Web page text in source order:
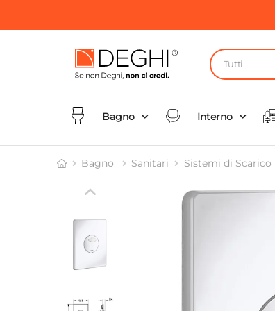
Tutti
Bagno Interno
Bagno Sanitari Sistemi di Scarico